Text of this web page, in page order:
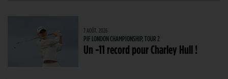
7 AOÛT. 2026
PIF LONDON CHAMPIONSHIP, TOUR 2
Un -11 record pour Charley Hull !